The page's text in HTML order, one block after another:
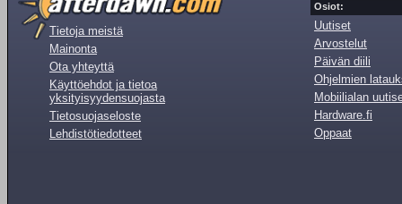
Tietoja meistä
Mainonta
Ota yhteyttä
Käyttöehdot ja tietoa
yksityisyydensuojasta
Tietosuojaseloste
Lehdistötiedotteet
Osiot:
Uutiset
Arvostelut
Päivän diili
Ohjelmien
Mobiilialan
Hardware.fi
Oppaat